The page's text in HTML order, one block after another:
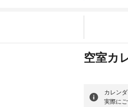
空室カ
カレン
実際に